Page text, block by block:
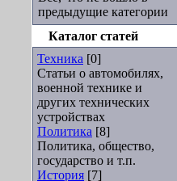
предыдущие категории
Каталог статей
Техника [0]
Статьи о автомобилях,
военной технике и
других технических
устройствах
Политика [8]
Политика, общество,
государство и т.п.
История [7]